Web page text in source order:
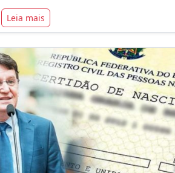
Leia mais